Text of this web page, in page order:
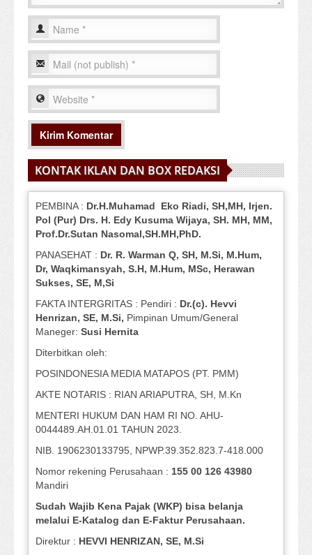
KONTAK IKLAN DAN BOX REDAKSI
PEMBINA : Dr.H.Muhamad Eko Riadi, SH,MH, Irjen.
Pol (Pur) Drs. H. Edy Kusuma Wijaya, SH. MH, MM,
Prof.Dr.Sutan Nasomal,SH.MH,PhD.
PANASEHAT : Dr. R. Warman Q, SH, M.Si, M.Hum,
Dr, Waqkimansyah, S.H, M.Hum, MSc, Herawan
Sukses, SE, M,Si
FAKTA INTERGRITAS : Pendiri : Dr.(c). Hevvi
Henrizan, SE, M.Si, Pimpinan Umum/General
Maneger: Susi Hernita
Diterbitkan oleh:
POSINDONESIA MEDIA MATAPOS (PT. PMM)
AKTE NOTARIS : RIAN ARIAPUTRA, SH, M.Kn
MENTERI HUKUM DAN HAM RI NO. AHU-
0044489.AH.01.01 TAHUN 2023.
NIB. 1906230133795, NPWP.39.352.823.7-418.000
Nomor rekening Perusahaan : 155 00 126 43980
Mandiri
Sudah Wajib Kena Pajak (WKP) bisa belanja
melalui E-Katalog dan E-Faktur Perusahaan.
Direktur : HEVVI HENRIZAN, SE, M.Si